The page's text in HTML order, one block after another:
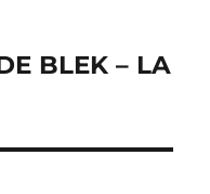
BLEK – LA